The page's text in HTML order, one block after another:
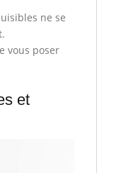
ne se
vous poser
et